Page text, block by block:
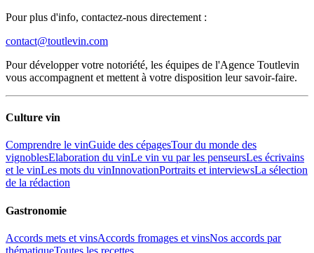
Pour plus d'info, contactez-nous directement :
contact@toutlevin.com
Pour développer votre notoriété, les équipes de l'Agence Toutlevin
vous accompagnent et mettent à votre disposition leur savoir-faire.
Culture vin
Comprendre le vinGuide des cépagesTour du monde des
vignoblesElaboration du vinLe vin vu par les penseursLes écrivains
et le vinLes mots du vinInnovationPortraits et interviewsLa sélection
de la rédaction
Gastronomie
Accords mets et vinsAccords fromages et vinsNos accords par
thématiqueToutes les recettes